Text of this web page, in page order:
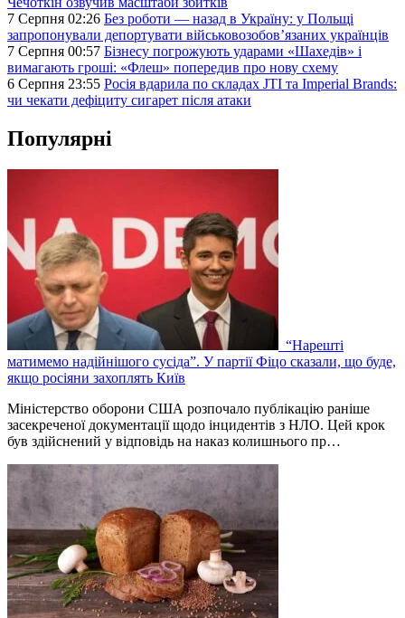
7 Серпня 02:26 Без роботи — назад в Україну: у Польщі
запропонували депортувати військовозобов’язаних українців
7 Серпня 00:57 Бізнесу погрожують ударами «Шахедів» і
вимагають гроші: «Флеш» попередив про нову схему
6 Серпня 23:55 Росія вдарила по складах JTI та Imperial Brands:
чи чекати дефіциту сигарет після атаки
Популярні
“Нарешті
матимемо надійнішого сусіда”. У партії Фіцо сказали, що буде,
якщо росіяни захоплять Київ
Міністерство оборони США розпочало публікацію раніше
засекреченої документації щодо інцидентів з НЛО. Цей крок
був здійснений у відповідь на наказ колишнього пр…